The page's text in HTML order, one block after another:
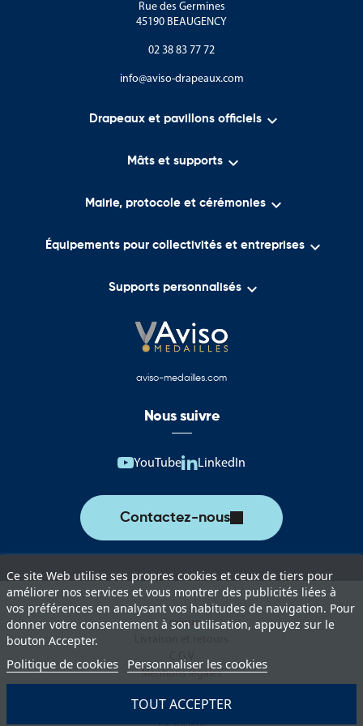
Les côtes caribéennes et pacifiques
Les réserves naturelles protégées
La logistique internationale
Le commerce international
Les symboles du Panama représentent aujourd’hui un pays qui
associe patrimoine, innovation, ouverture internationale et
développement économique.
Cette catégorie rassemble une sélection complète de produits
aux couleurs du Panama. Ces supports permettent d’assurer une
représentation officielle lors des événements institutionnels,
manifestations culturelles, rencontres internationales et actions
Vous trouverez notamment :
Drapeaux du Panama pour les cérémonies et événements
officiels
Pavillons pour mât destinés à l’affichage extérieur permanent ou
temporaire
Oriflammes du Panama pour la communication événementielle
Drapeaux de table adaptés aux bureaux, salles de réunion et
Rue des Germines
45190 BEAUGENCY
02 38 83 77 72
info@aviso-drapeaux.com
Drapeaux et pavillons officiels 
Mâts et supports 
Mairie, protocole et cérémonies 
Équipements pour collectivités et entreprises 
Supports personnalisés 
Ce site Web utilise ses propres cookies et ceux de tiers pour
améliorer nos services et vous montrer des publicités liées à
vos préférences en analysant vos habitudes de navigation. Pour
donner votre consentement à son utilisation, appuyez sur le
bouton Accepter.
Politique de cookies Personnaliser les cookies
TOUT ACCEPTER
aviso-medailles.com
Nous suivre
YouTube LinkedIn
Contactez-nous
Lexique
Mentions légales
Paiement sécurisé